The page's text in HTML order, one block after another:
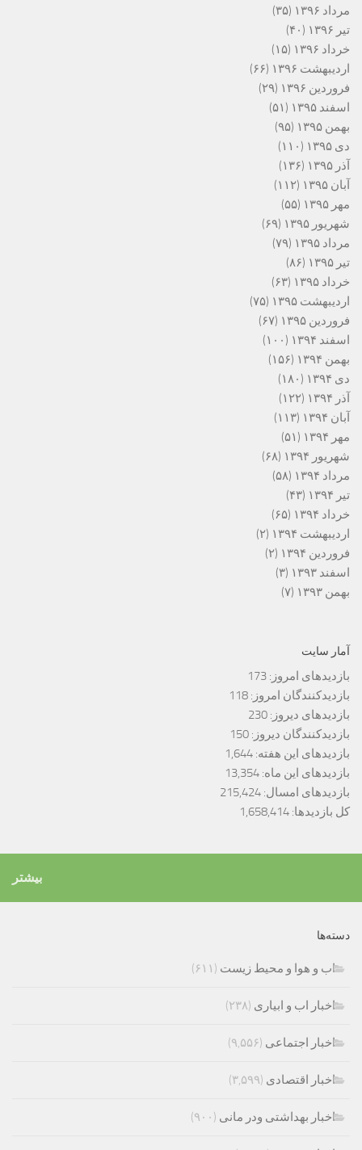
مرداد ۱۳۹۶
(۳۵)
تیر ۱۳۹۶
(۴۰)
خرداد ۱۳۹۶
(۱۵)
اردیبهشت ۱۳۹۶
(۶۶)
فروردین ۱۳۹۶
(۲۹)
اسفند ۱۳۹۵
(۵۱)
بهمن ۱۳۹۵
(۹۵)
دی ۱۳۹۵
(۱۱۰)
آذر ۱۳۹۵
(۱۳۶)
آبان ۱۳۹۵
(۱۱۲)
مهر ۱۳۹۵
(۵۵)
شهریور ۱۳۹۵
(۶۹)
مرداد ۱۳۹۵
(۷۹)
تیر ۱۳۹۵
(۸۶)
خرداد ۱۳۹۵
(۶۳)
اردیبهشت ۱۳۹۵
(۷۵)
فروردین ۱۳۹۵
(۶۷)
اسفند ۱۳۹۴
(۱۰۰)
بهمن ۱۳۹۴
(۱۵۶)
دی ۱۳۹۴
(۱۸۰)
آذر ۱۳۹۴
(۱۲۲)
آبان ۱۳۹۴
(۱۱۳)
مهر ۱۳۹۴
(۵۱)
شهریور ۱۳۹۴
(۶۸)
مرداد ۱۳۹۴
(۵۸)
تیر ۱۳۹۴
(۴۳)
خرداد ۱۳۹۴
(۶۵)
اردیبهشت ۱۳۹۴
(۲)
فروردین ۱۳۹۴
(۲)
اسفند ۱۳۹۳
(۳)
بهمن ۱۳۹۳
(۷)
آمار سایت
بازدیدهای امروز: 173
بازدیدکنندگان امروز: 118
بازدیدهای دیروز: 230
بازدیدکنندگان دیروز: 150
بازدیدهای این هفته: 1,644
بازدیدهای این ماه: 13,354
بازدیدهای امسال: 215,424
کل بازدیدها: 1,658,414
بیشتر
دسته‌ها
اب و هوا و محیط زیست (۶۱۱)
اخبار اب و ابیاری (۲۳۸)
اخبار اجتماعی (۹,۵۵۶)
اخبار اقتصادی (۳,۵۹۹)
اخبار بهداشتی ودر مانی (۹۰۰)